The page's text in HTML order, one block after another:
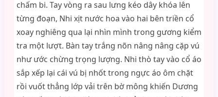
chấm bi. Tay vòng ra sau lưng kéo dây khóa lên
từng đoạn, Nhi xịt nước hoa vào hai bên triền cổ
xoay nghiêng qua lại nhìn mình trong gương kiểm
tra một lượt. Bàn tay trắng nõn nâng nâng cặp vú
như ước chừng trọng lượng. Nhi thò tay vào cổ áo
sắp xếp lại cái vú bị nhốt trong ngực áo ôm chặt
rồi vuốt thẳng lớp vải trên bờ mông khiến Dương